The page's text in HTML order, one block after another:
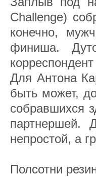
Challenge)
конечно,
финиша.
Для Антона
быть может,
собравшихся
партнершей.
непростой, а
Полсотни